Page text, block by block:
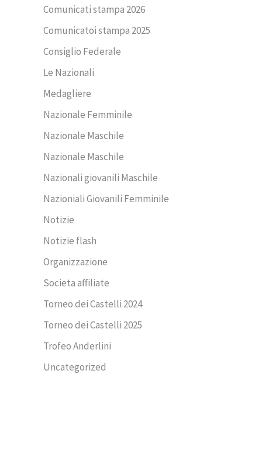
Comunicati stampa 2026
Comunicatoi stampa 2025
Consiglio Federale
Le Nazionali
Medagliere
Nazionale Femminile
Nazionale Maschile
Nazionale Maschile
Nazionali giovanili Maschile
Nazioniali Giovanili Femminile
Notizie
Notizie flash
Organizzazione
Societa affiliate
Torneo dei Castelli 2024
Torneo dei Castelli 2025
Trofeo Anderlini
Uncategorized